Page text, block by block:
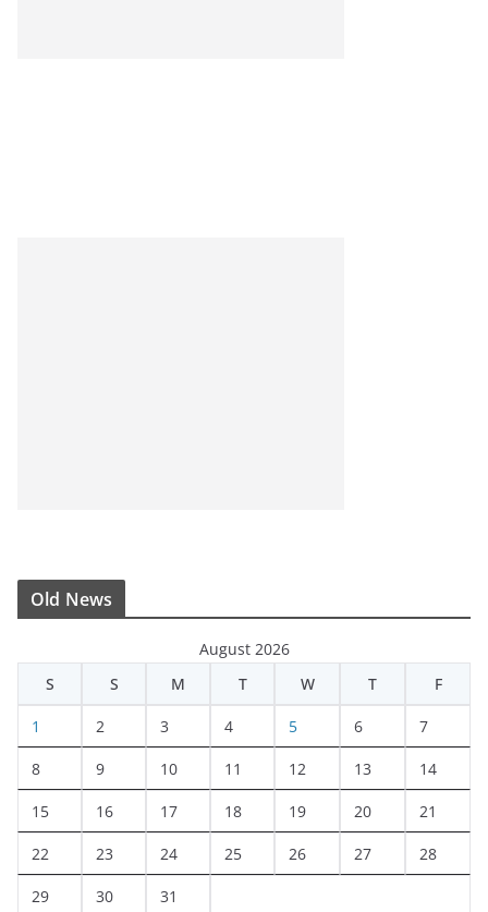
Old News
August 2026
S
S M T W T F
1 2 3 4 5 6 7
8 9 10 11 12 13 14
15 16 17 18 19 20 21
22 23 24 25 26 27 28
29 30 31